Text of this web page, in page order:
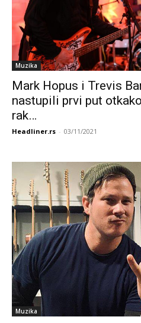
Muzika
Mark Hopus i Trevis
nastupili prvi put
rak…
Headliner.rs - 03/11/2021
Muzika